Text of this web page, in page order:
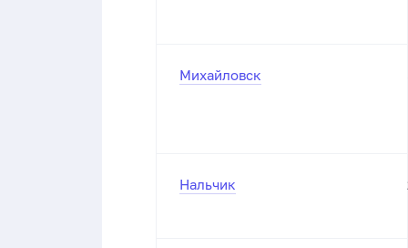
Михайловск
Нальчик